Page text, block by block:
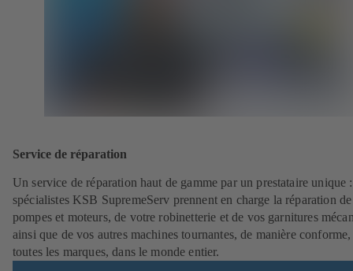
Service de réparation
Un service de réparation haut de gamme par un prestataire unique
spécialistes KSB SupremeServ prennent en charge la réparation
pompes et moteurs, de votre robinetterie et de vos garnitures
ainsi que de vos autres machines tournantes, de manière
toutes les marques, dans le monde entier.